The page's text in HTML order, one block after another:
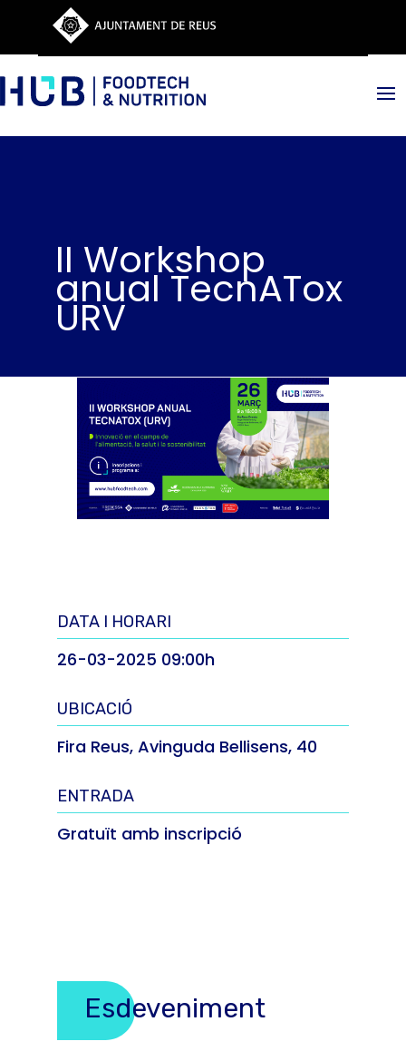
II Workshop
anual TecnATox
URV
DATA I HORARI
26-03-2025 09:00h
UBICACIÓ
Fira Reus, Avinguda Bellisens, 40
ENTRADA
Gratuït amb inscripció
Esdeveniment